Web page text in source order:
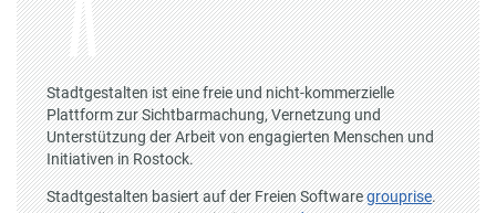
Stadtgestalten ist eine freie und nicht-kommerzielle
Plattform zur Sichtbarmachung, Vernetzung und
Unterstützung der Arbeit von engagierten Menschen und
Initiativen in Rostock.
Stadtgestalten basiert auf der Freien Softwaregrouprise.